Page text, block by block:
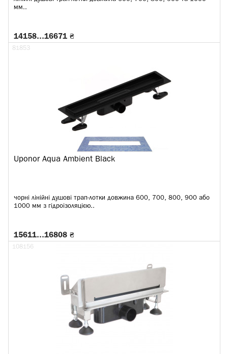
мм..
14158…16671 ₴
Uponor Aqua Ambient Black
чорні лінійні душові трап-лотки довжина 600, 700, 800, 900 або
1000 мм з гідроізоляцією..
81853
15611…16808 ₴
108156